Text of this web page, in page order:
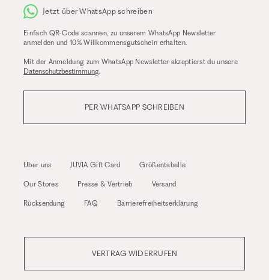
Jetzt über WhatsApp schreiben
Einfach QR-Code scannen, zu unserem WhatsApp Newsletter
anmelden und 10% Willkommensgutschein erhalten.
Mit der Anmeldung zum WhatsApp Newsletter akzeptierst du unsere
Datenschutzbestimmung
PER WHATSAPP SCHREIBEN
Über uns JUVIA Gift Card Größentabelle
Our Stores Presse & Vertrieb Versand
Rücksendung FAQ Barrierefreiheitserklärung
VERTRAG WIDERRUFEN